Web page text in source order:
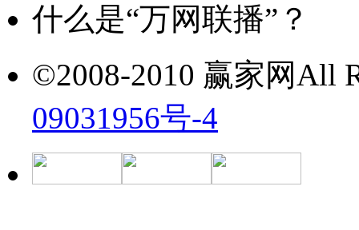
什么是“万网联播”？
©2008-2010 赢家网All
09031956号-4